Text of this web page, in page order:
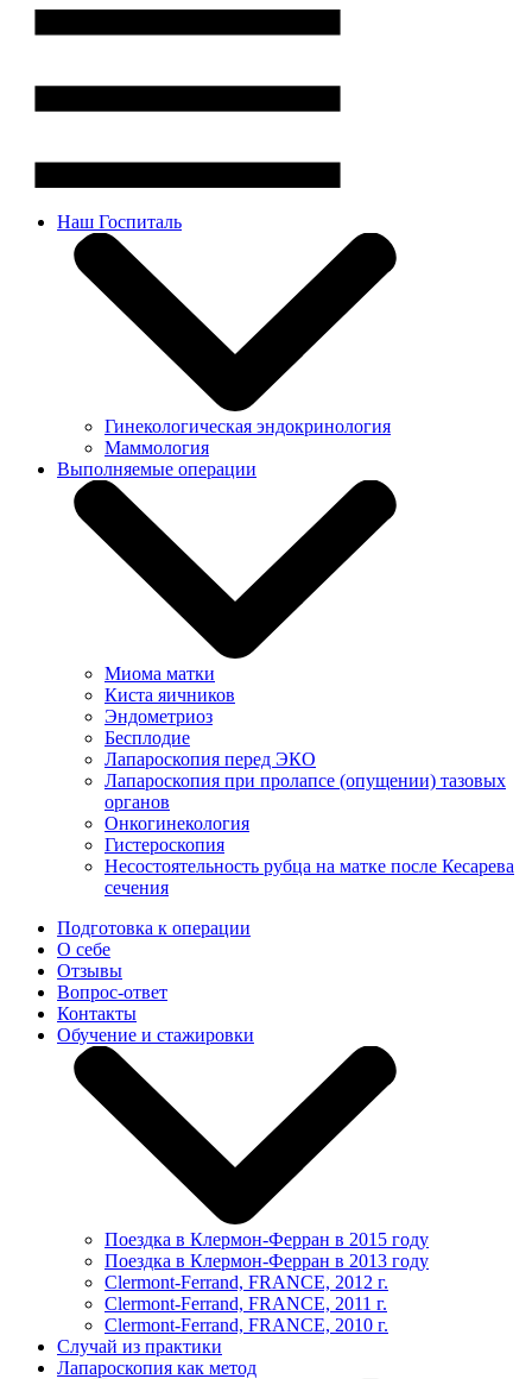
Наш Госпиталь
Гинекологическая эндокринология
Маммология
Выполняемые операции
Миома матки
Киста яичников
Эндометриоз
Бесплодие
Лапароскопия перед ЭКО
Лапароскопия при пролапсе (опущении) тазовых
органов
Онкогинекология
Гистероскопия
Несостоятельность рубца на матке после Кесарева
сечения
Подготовка к операции
О себе
Отзывы
Вопрос-ответ
Контакты
Обучение и стажировки
Поездка в Клермон-Ферран в 2015 году
Поездка в Клермон-Ферран в 2013 году
Clermont-Ferrand, FRANCE, 2012 г.
Clermont-Ferrand, FRANCE, 2011 г.
Clermont-Ferrand, FRANCE, 2010 г.
Случай из практики
Лапароскопия как метод